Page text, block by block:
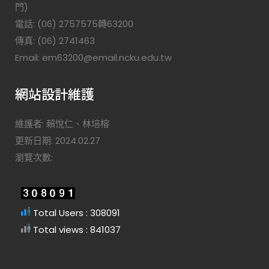
門)
電話: (06) 2757575轉63200
傳真: (06) 2741463
Email: em63200@email.ncku.edu.tw
網站設計維護
維護者: 賴悅仁、林培榕
更新日期: 2024.02.27
瀏覽次數:
Total Users : 308091
Total views : 841037